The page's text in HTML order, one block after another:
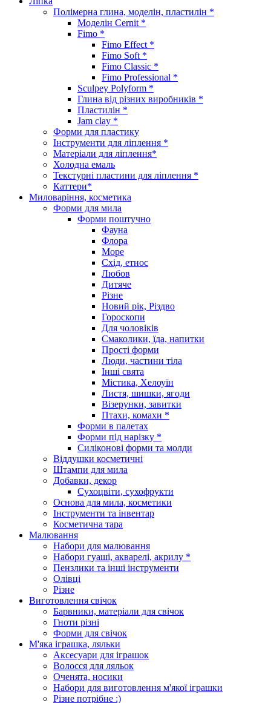
Полімерна глина, моделін, пластилін *
Моделін Cernit *
Fimo *
Fimo Effect *
Fimo Soft *
Fimo Classic *
Fimo Professional *
Sculpey Polyform *
Глина від різних виробників *
Пластилін *
Jam clay *
Форми для пластику
Інструменти для ліплення *
Матеріали для ліплення*
Холодна емаль
Текстурні пластини для ліплення *
Каттери*
Миловаріння, косметика
Форми для мила
Форми поштучно
Фауна
Флора
Море
Схід, етнос
Любов
Дитяче
Різне
Новий рік, Різдво
Гороскопи
Для чоловіків
Смаколики, їда, напитки
Прості форми
Люди, частини тіла
Інші свята
Містика, Хелоуїн
Листя, шишки, ягоди
Візерунки, завитки
Птахи, комахи *
Форми в палетах
Форми під нарізку *
Силіконові форми та молди
Віддушки косметичні
Штампи для мила
Добавки, декор
Сухоцвіти, сухофрукти
Основа для мила, косметики
Інструменти та інвентар
Косметична тара
Малювання
Набори для малювання
Набори гуаші, акварелі, акрилу *
Пензлики та інші інструменти
Олівці
Різне
Виготовлення свічок
Барвники, матеріали для свічок
Гноти різні
Форми для свічок
М'яка іграшка, ляльки
Аксесуари для іграшок
Волосся для ляльок
Оченята, носики
Набори для виготовлення м'якої іграшки
Різне потрібне :)